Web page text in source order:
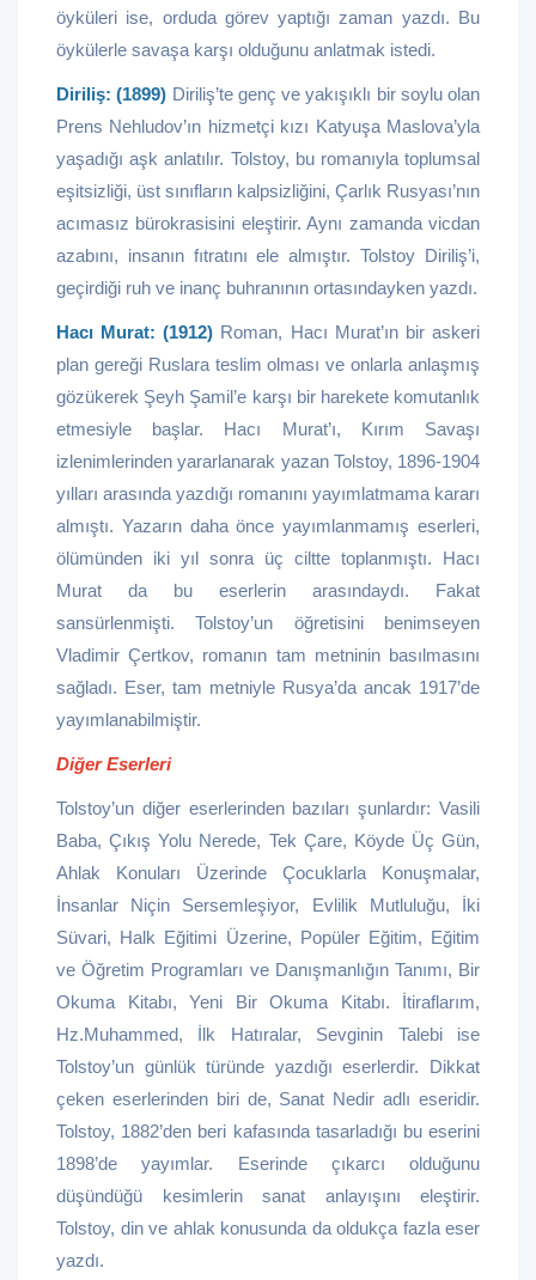
öyküleri ise, orduda görev yaptığı zaman yazdı. Bu
öykülerle savaşa karşı olduğunu anlatmak istedi.
Diriliş: (1899) Diriliş’te genç ve yakışıklı bir soylu olan
Prens Nehludov’ın hizmetçi kızı Katyuşa Maslova’yla
yaşadığı aşk anlatılır. Tolstoy, bu romanıyla toplumsal
eşitsizliği, üst sınıfların kalpsizliğini, Çarlık Rusyası’nın
acımasız bürokrasisini eleştirir. Aynı zamanda vicdan
azabını, insanın fıtratını ele almıştır. Tolstoy Diriliş’i,
geçirdiği ruh ve inanç buhranının ortasındayken yazdı.
Hacı Murat: (1912) Roman, Hacı Murat’ın bir askeri
plan gereği Ruslara teslim olması ve onlarla anlaşmış
gözükerek Şeyh Şamil’e karşı bir harekete komutanlık
etmesiyle başlar. Hacı Murat’ı, Kırım Savaşı
izlenimlerinden yararlanarak yazan Tolstoy, 1896-1904
yılları arasında yazdığı romanını yayımlatmama kararı
almıştı. Yazarın daha önce yayımlanmamış eserleri,
ölümünden iki yıl sonra üç ciltte toplanmıştı. Hacı
Murat da bu eserlerin arasındaydı. Fakat
sansürlenmişti. Tolstoy’un öğretisini benimseyen
Vladimir Çertkov, romanın tam metninin basılmasını
sağladı. Eser, tam metniyle Rusya’da ancak 1917’de
yayımlanabilmiştir.
Diğer Eserleri
Tolstoy’un diğer eserlerinden bazıları şunlardır: Vasili
Baba, Çıkış Yolu Nerede, Tek Çare, Köyde Üç Gün,
Ahlak Konuları Üzerinde Çocuklarla Konuşmalar,
İnsanlar Niçin Sersemleşiyor, Evlilik Mutluluğu, İki
Süvari, Halk Eğitimi Üzerine, Popüler Eğitim, Eğitim
ve Öğretim Programları ve Danışmanlığın Tanımı, Bir
Okuma Kitabı, Yeni Bir Okuma Kitabı. İtiraflarım,
Hz.Muhammed, İlk Hatıralar, Sevginin Talebi ise
Tolstoy’un günlük türünde yazdığı eserlerdir. Dikkat
çeken eserlerinden biri de, Sanat Nedir adlı eseridir.
Tolstoy, 1882’den beri kafasında tasarladığı bu eserini
1898’de yayımlar. Eserinde çıkarcı olduğunu
düşündüğü kesimlerin sanat anlayışını eleştirir.
Tolstoy, din ve ahlak konusunda da oldukça fazla eser
yazdı.